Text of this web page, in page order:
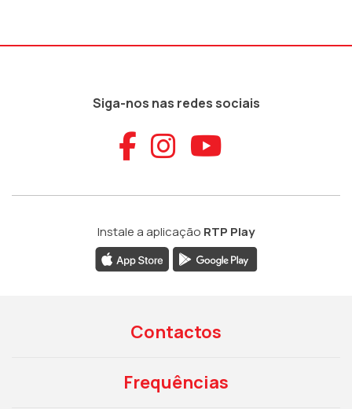
Siga-nos nas redes sociais
Aceder ao
Aceder ao
Aceder
Instale a aplicação RTP Play
Contactos
Frequências